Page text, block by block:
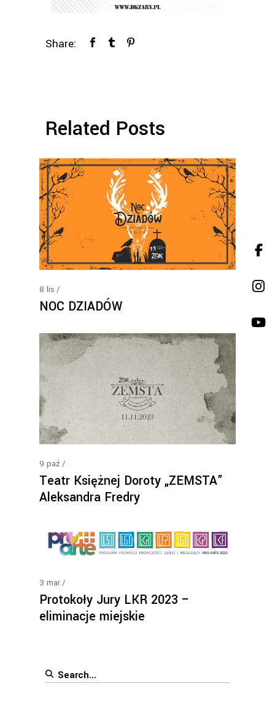
Share:
Related Posts
8 lis
NOC DZIADÓW
9 paź
Teatr Księżnej Doroty „ZEMSTA”
Aleksandra Fredry
3 mar
Protokoły Jury LKR 2023 –
eliminacje miejskie
Search